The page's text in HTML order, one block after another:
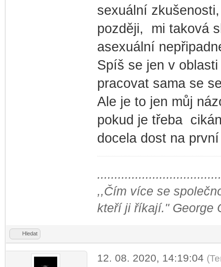
sexuální
později, mi taková
asexuální
Spíš se jen v
pracovat sama se
Ale je to jen můj
pokud je třeba
docela dost na
,,Čím více se
kteří ji říkají." George
Hledat
12. 08. 2020, 14:19:04